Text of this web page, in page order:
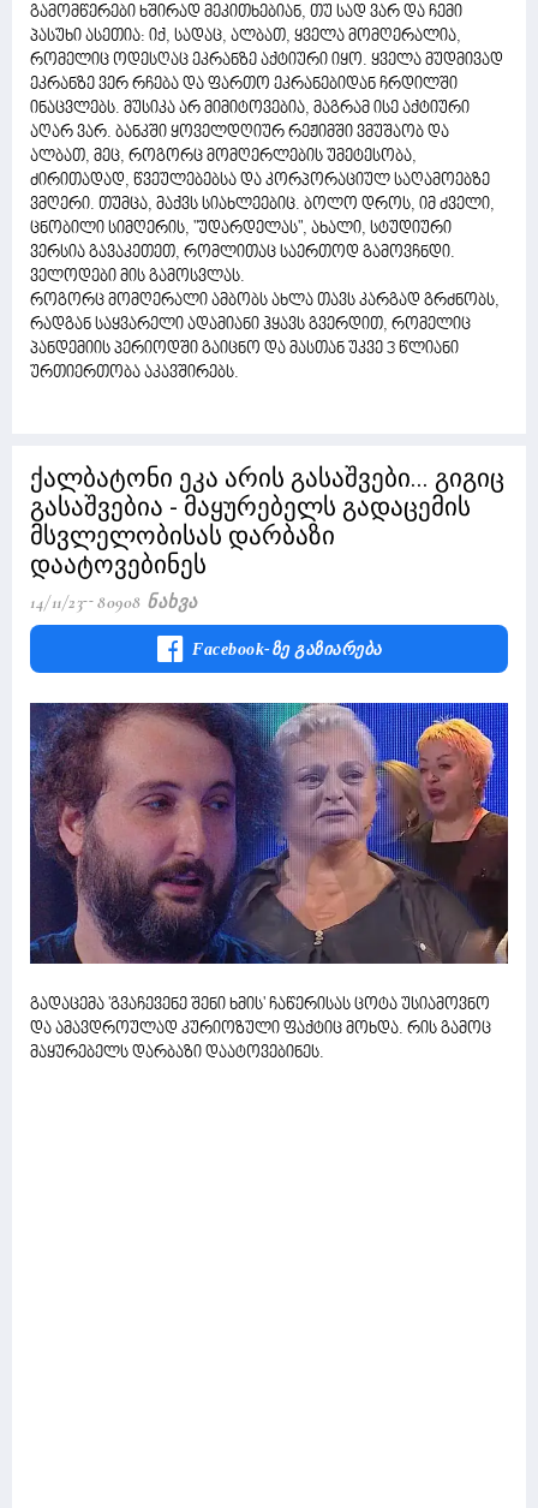
გამომწერები ხშირად მეკითხებიან, თუ სად ვარ და ჩემი
პასუხი ასეთია: იქ, სადაც, ალბათ, ყველა მომღერალია,
რომელიც ოდესღაც ეკრანზე აქტიური იყო. ყველა მუდმივად
ეკრანზე ვერ რჩება და ფართო ეკრანებიდან ჩრდილში
ინაცვლებს. მუსიკა არ მიმიტოვებია, მაგრამ ისე აქტიური
აღარ ვარ. ბანკში ყოველდღიურ რეჟიმში ვმუშაობ და
ალბათ, მეც, როგორც მომღერლების უმეტესობა,
ძირითადად, წვეულებებსა და კორპორაციულ საღამოებზე
ვმღერი. თუმცა, მაქვს სიახლეებიც. ბოლო დროს, იმ ძველი,
ცნობილი სიმღერის, "უდარდელას", ახალი, სტუდიური
ვერსია გავაკეთეთ, რომლითაც საერთოდ გამოვჩნდი.
ველოდები მის გამოსვლას.
როგორც მომღერალი ამბობს ახლა თავს კარგად გრძნობს,
რადგან საყვარელი ადამიანი ჰყავს გვერდით, რომელიც
პანდემიის პერიოდში გაიცნო და მასთან უკვე 3 წლიანი
ურთიერთობა აკავშირებს.
ქალბატონი ეკა არის გასაშვები... გიგიც
გასაშვებია - მაყურებელს გადაცემის
მსვლელობისას დარბაზი
დაატოვებინეს
14/11/23 80908 Ნახვა
Facebook-Ზე Გაზიარება
გადაცემა 'გვაჩევენე შენი ხმის' ჩაწერისას ცოტა უსიამოვნო
და ამავდროულად კურიოზული ფაქტიც მოხდა. რის გამოც
მაყურებელს დარბაზი დაატოვებინეს.